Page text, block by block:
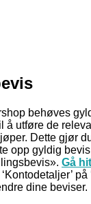
behøves
å utføre de
Dette gjør
opp gyldig
Gå hit
på
dine beviser.